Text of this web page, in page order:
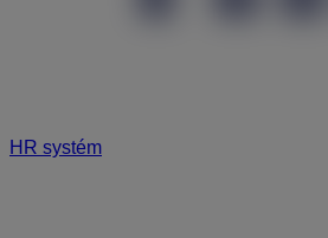
HR systém